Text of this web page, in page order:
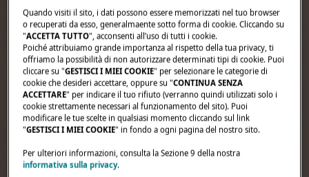
Quando visiti il sito, i dati possono essere memorizzati nel tuo browser
o recuperati da esso, generalmaente sotto forma di cookie. Cliccando su
"ACCETTA TUTTO", acconsenti all’uso di tutti i cookie.
Poiché attribuiamo grande importanza al rispetto della tua privacy, ti
offriamo la possibilità di non autorizzare determinati tipi di cookie. Puoi
cliccare su "GESTISCI I MIEI COOKIE" per selezionare le categorie di
cookie che desideri accettare, oppure su "CONTINUA SENZA
ACCETTARE" per indicare il tuo rifiuto (verranno quindi utilizzati solo i
cookie strettamente necessari al funzionamento del sito). Puoi
modificare le tue scelte in qualsiasi momento cliccando sul link
"GESTISCI I MIEI COOKIE" in fondo a ogni pagina del nostro sito.
Per ulteriori informazioni, consulta la Sezione 9 della nostra
informativa sulla privacy.